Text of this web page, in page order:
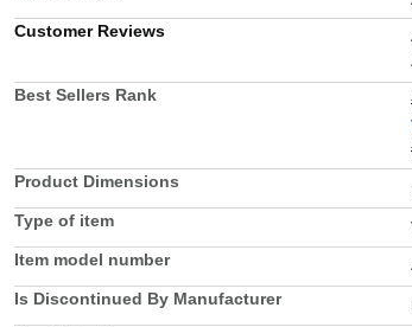
Customer Reviews
Best Sellers Rank
Product Dimensions
Type of item
Item model number
Is Discontinued By Manufacturer